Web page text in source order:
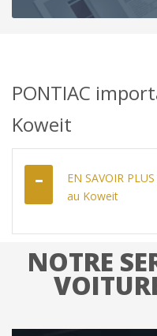
PONTIAC
Koweit
EN SAVOIR
au Koweit
NOTRE